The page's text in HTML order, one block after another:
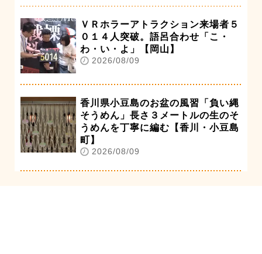
ＶＲホラーアトラクション来場者５
０１４人突破。語呂合わせ「こ・
わ・い・よ」【岡山】
2026/08/09
香川県小豆島のお盆の風習「負い縄
そうめん」長さ３メートルの生のそ
うめんを丁寧に編む【香川・小豆島
町】
2026/08/09